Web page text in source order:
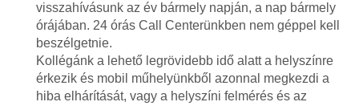
visszahívásunk az év bármely napján, a nap bármely
órájában. 24 órás Call Centerünkben nem géppel kell
beszélgetnie.
Kollégánk a lehető legrövidebb idő alatt a helyszínre
érkezik és mobil műhelyünkből azonnal megkezdi a
hiba elhárítását, vagy a helyszíni felmérés és az